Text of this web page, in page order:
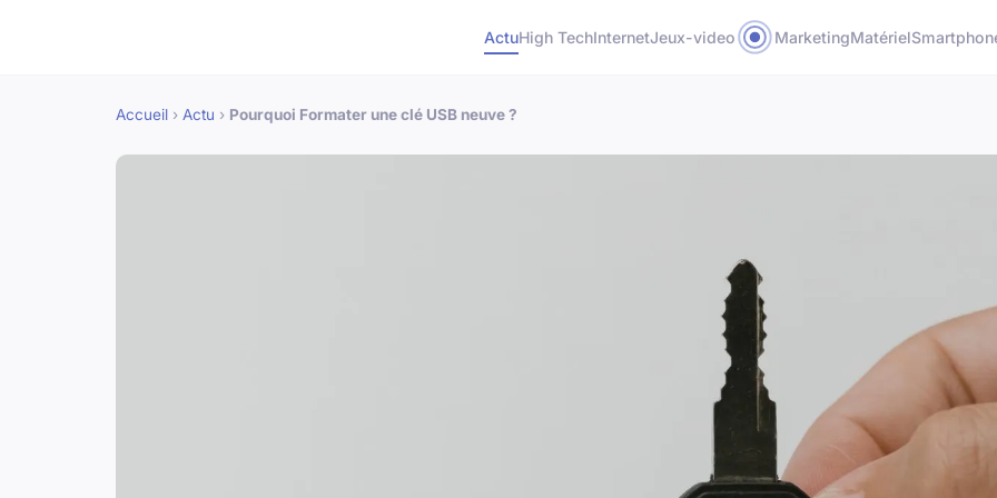
ActuHigh TechInternetJeux-video MarketingMatériel
Accueil › Actu › Pourquoi Formater une clé USB neuve ?